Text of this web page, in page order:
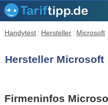
Handytest : Hersteller : Microsoft
Hersteller Microsoft
Firmeninfos